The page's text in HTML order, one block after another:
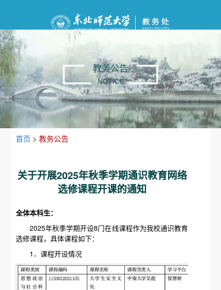
教务公告
NOTICE
首页 > 教务公告
关于开展2025年秋季学期通识教育网络
选修课程开课的通知
全体本科生：
2025年秋季学期开设8门在线课程作为我校通识教育
选修课程，具体课程如下：
1．课程开设情况